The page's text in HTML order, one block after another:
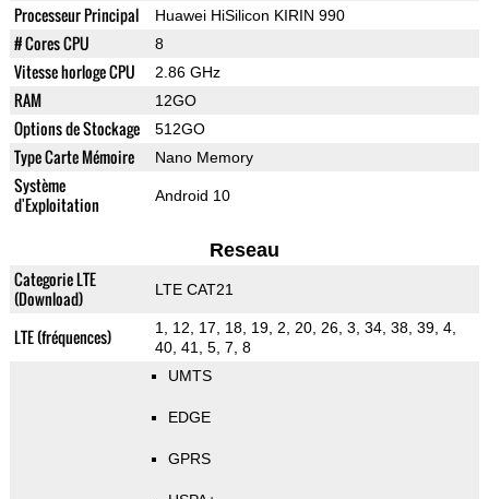
Processeur Principal Huawei HiSilicon KIRIN 990
# Cores CPU 8
Vitesse horloge CPU 2.86 GHz
RAM 12GO
Options de Stockage 512GO
Type Carte Mémoire Nano Memory
Système
d'Exploitation
Android 10
Reseau
Categorie LTE
(Download)
LTE CAT21
LTE (fréquences)
1, 12, 17, 18, 19, 2, 20, 26, 3, 34, 38, 39, 4,
40, 41, 5, 7, 8
UMTS
EDGE
GPRS